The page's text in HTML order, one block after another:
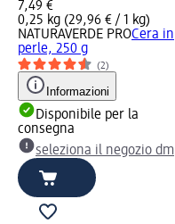
7,49 €
0,25 kg (29,96 € / 1 kg)
NATURAVERDE PROCera in
perle, 250 g
(2)
Informazioni
Disponibile per la
consegna
seleziona il negozio dm